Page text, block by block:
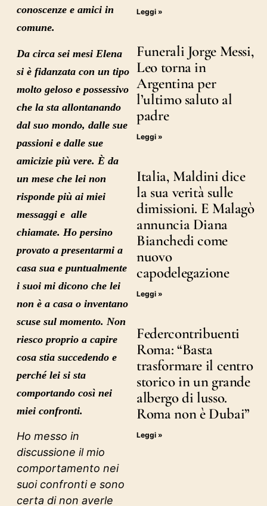
conoscenze e amici in
comune.
Da circa sei mesi Elena
si è fidanzata con un tipo
molto geloso e possessivo
che la sta allontanando
dal suo mondo, dalle sue
passioni e dalle sue
amicizie più vere. È da
un mese che lei non
risponde più ai miei
messaggi e alle
chiamate. Ho persino
provato a presentarmi a
casa sua e puntualmente
i suoi mi dicono che lei
non è a casa o inventano
scuse sul momento. Non
riesco proprio a capire
cosa stia succedendo e
perché lei si sta
comportando così nei
miei confronti.
Ho messo in
discussione il mio
comportamento nei
suoi confronti e sono
certa di non averle
Leggi »
Funerali Jorge Messi,
Leo torna in
Argentina per
l’ultimo saluto al
padre
Leggi »
Italia, Maldini dice
la sua verità sulle
dimissioni. E Malagò
annuncia Diana
Bianchedi come
nuovo
capodelegazione
Leggi »
Federcontribuenti
Roma: “Basta
trasformare il centro
storico in un grande
albergo di lusso.
Roma non è Dubai”
Leggi »